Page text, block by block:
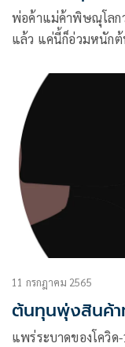
พ่อค้าแม่ค้าพิษณุโลก
แล้ว แค่นี้ก็อ่วมหนัก
11 กรกฎาคม 2565
ต้นทุนพุ่งสินค้า
แพร่ระบาดของโควิด